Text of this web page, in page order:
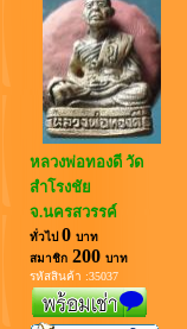
หลวงพ่อทองดี วัด
สำโรงชัย
จ.นครสวรรค์
ทั่วไป 0 บาท
สมาชิก200 บาท
รหัสสินค้า :35037